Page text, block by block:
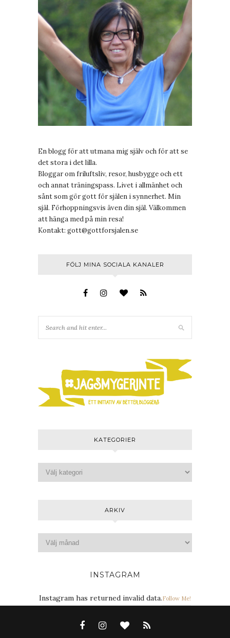
En blogg för att utmana mig själv och för att se
det stora i det lilla.
Bloggar om friluftsliv, resor, husbygge och ett
och annat träningspass. Livet i allmänhet och
sånt som gör gott för själen i synnerhet. Min
själ. Förhoppningsvis även din själ. Välkommen
att hänga med på min resa!
Kontakt: gott@gottforsjalen.se
FÖLJ MINA SOCIALA KANALER
KATEGORIER
ARKIV
INSTAGRAM
Instagram has returned invalid data.Follow Me!